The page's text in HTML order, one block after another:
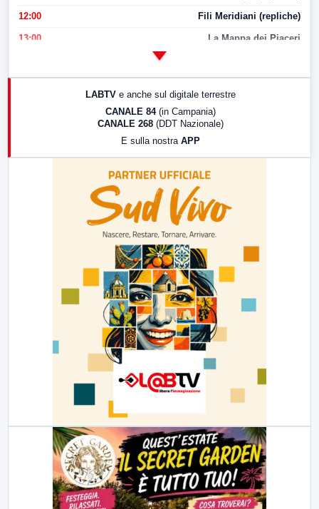
12:00 Fili Meridiani (repliche)
13:00 La Mappa dei Piaceri
LABTV e anche sul digitale terrestre
CANALE 84 (in Campania)
CANALE 268 (DDT Nazionale)
E sulla nostra APP